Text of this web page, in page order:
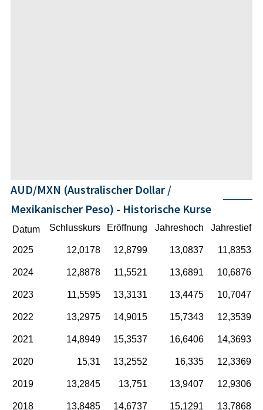
AUD/MXN (Australischer Dollar /
Mexikanischer Peso) - Historische Kurse
Datum Schlusskurs Eröffnung Jahreshoch Jahrestief
2025 12,0178 12,8799 13,0837 11,8353
2024 12,8878 11,5521 13,6891 10,6876
2023 11,5595 13,3131 13,4475 10,7047
2022 13,2975 14,9015 15,7343 12,3539
2021 14,8949 15,3537 16,6406 14,3693
2020 15,31 13,2552 16,335 12,3369
2019 13,2845 13,751 13,9407 12,9306
2018 13,8485 14,6737 15,1291 13,7868